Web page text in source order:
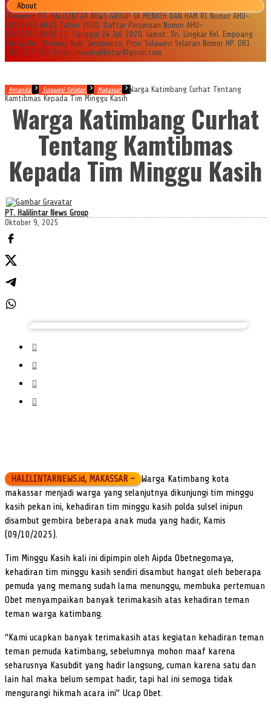
About
Penerbit PT. HALILINTAR NEWS GROUP SK MENKEH DAN HAM RI Nomor AHU-
0035545.AH.01.Tahun 2020. Daftar Perseroan Nomor AHU-
0120147.AH.01.11. Tanggal 24 Juli 2020. lamat: Jln. Lingkar Kel. Empoang
Kota, Kec. Binamu, Kab. Jeneponto, Prov. Sulawesi Selatan Nomor HP. 081
355 177 988 Email: newshalilintar@gmail.com
Beranda Sulawesi Selatan Makassar
Warga Katimbang Curhat Tentang
Kamtibmas Kepada Tim Minggu Kasih
Warga Katimbang Curhat
Tentang Kamtibmas
Kepada Tim Minggu Kasih
PT. Halilintar News Group
Oktober 9, 2025
HALILINTARNEWS.id, MAKASSAR – Warga Katimbang kota
makassar menjadi warga yang selanjutnya dikunjungi tim minggu
kasih pekan ini, kehadiran tim minggu kasih polda sulsel inipun
disambut gembira beberapa anak muda yang hadir, Kamis
(09/10/2025).
Tim Minggu Kasih kali ini dipimpin oleh Aipda Obetnegomaya,
kehadiran tim minggu kasih sendiri disambut hangat oleh beberapa
pemuda yang memang sudah lama menunggu, membuka pertemuan
Obet menyampaikan banyak terimakasih atas kehadiran teman
teman warga katimbang.
“Kami ucapkan banyak terimakasih atas kegiatan kehadiran teman
teman pemuda katimbang, sebelumnya mohon maaf karena
seharusnya Kasubdit yang hadir langsung, cuman karena satu dan
lain hal maka belum sempat hadir, tapi hal ini semoga tidak
mengurangi hikmah acara ini” Ucap Obet.